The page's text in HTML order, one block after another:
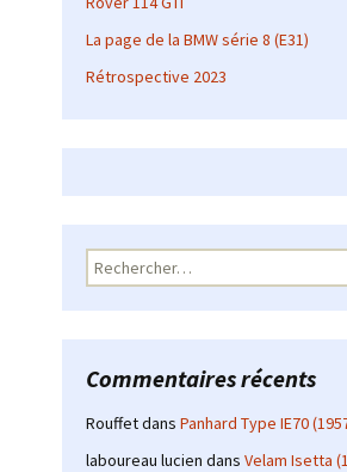
La page de la BMW série 8 (E31)
Rétrospective 2023
Rechercher :
Commentaires récents
Rouffetdans Panhard Type IE70
laboureau lucien dans Velam Isetta